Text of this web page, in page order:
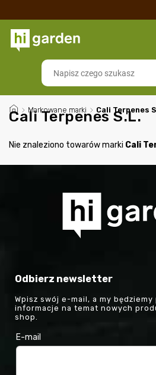
/ Markowane marki / Cali Terpenes
Cali Terpenes S.L.
Nie znaleziono towarów marki Cali
Odbierz newsletter
Wpisz swój e-mail, a my będziemy
informacje na temat nowych
shop.
E-mail